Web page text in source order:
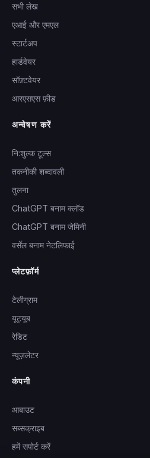
सभी लेख
एआई और एमएल
स्टार्टअप
हार्डवेयर
सॉफ़्टवेयर
आरएसएस फ़ीड
अन्वेषण करें
नि:शुल्क टूल्स
तकनीकी शब्दावली
तुलना
ChatGPT बनाम क्लॉड
ChatGPT बनाम जेमिनी
वर्सेल बनाम नेटलिफाई
प्लेटफ़ॉर्म
टेलीग्राम
यूट्यूब
रेडिट
न्यूज़लेटर
कंपनी
आबाउट
सब्सक्राइब
हमें सपोर्ट करें